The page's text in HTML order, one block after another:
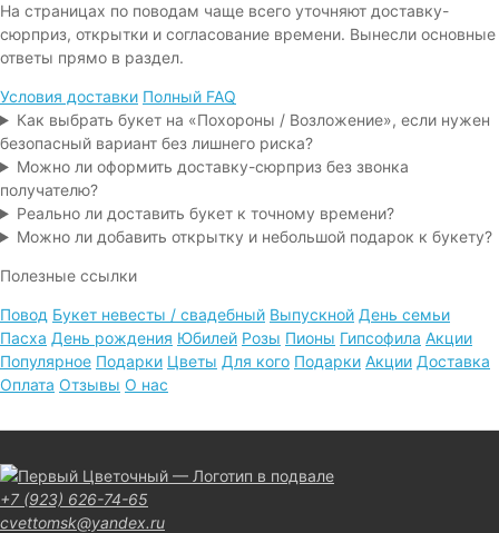
На страницах по поводам чаще всего уточняют доставку-
сюрприз, открытки и согласование времени. Вынесли основные
ответы прямо в раздел.
Условия доставки Полный FAQ
Как выбрать букет на «Похороны / Возложение», если нужен
безопасный вариант без лишнего риска?
Можно ли оформить доставку-сюрприз без звонка
получателю?
Реально ли доставить букет к точному времени?
Можно ли добавить открытку и небольшой подарок к букету?
Полезные ссылки
Повод Букет невесты / свадебный Выпускной День семьи
Пасха День рождения Юбилей Розы Пионы Гипсофила Акции
Популярное Подарки Цветы Для кого Подарки Акции Доставка
Оплата Отзывы О нас
+7 (923) 626-74-65
cvettomsk@yandex.ru